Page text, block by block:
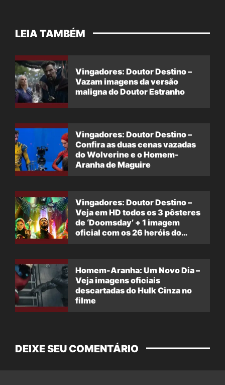
LEIA TAMBÉM
Vingadores: Doutor Destino –
Vazam imagens da versão
maligna do Doutor Estranho
Vingadores: Doutor Destino –
Confira as duas cenas vazadas
do Wolverine e o Homem-
Aranha de Maguire
Vingadores: Doutor Destino –
Veja em HD todos os 3 pôsteres
de ‘Doomsday’ + 1 imagem
oficial com os 26 heróis do
Homem-Aranha: Um Novo Dia –
Veja imagens oficiais
descartadas do Hulk Cinza no
filme
DEIXE SEU COMENTÁRIO